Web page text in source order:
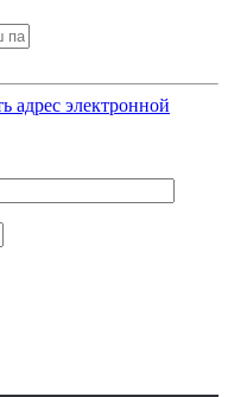
адрес электронной